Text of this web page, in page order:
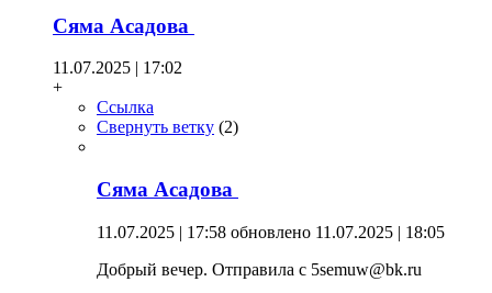
Сяма Асадова
11.07.2025 | 17:02
+
Ссылка
Свернуть ветку (2)
Сяма Асадова
11.07.2025 | 17:58 обновлено 11.07.2025 | 18:05
Добрый вечер. Отправила с 5semuw@bk.ru